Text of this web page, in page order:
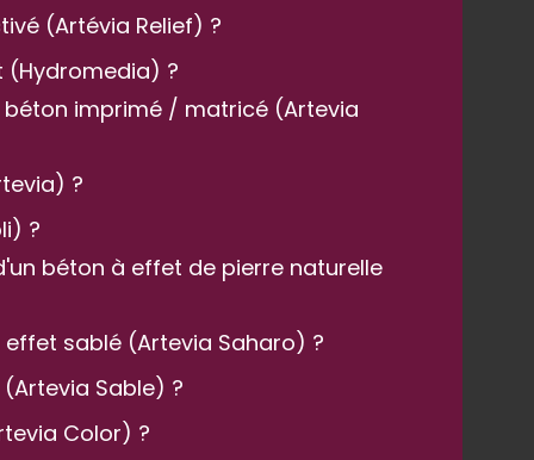
(Artévia Relief) ?
(Hydromedia) ?
imprimé / matricé (Artevia
?
?
béton à effet de pierre naturelle
sablé (Artevia Saharo) ?
Sable) ?
Color) ?